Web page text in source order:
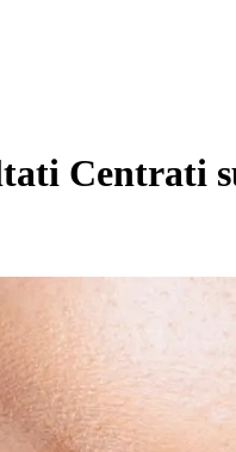
Centrati